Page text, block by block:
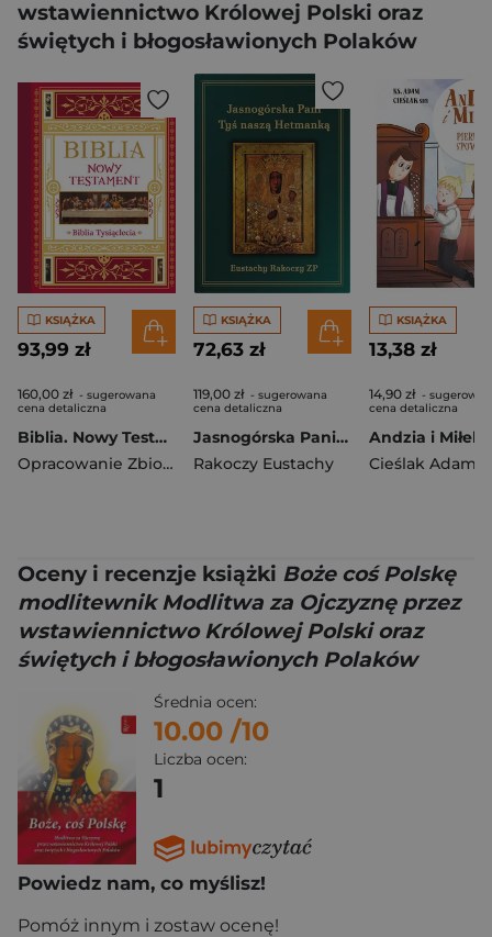
wstawiennictwo Królowej Polski oraz
świętych i błogosławionych Polaków
KSIĄŻKA
93,99 zł
160,00 zł - sugerowana
cena detaliczna
Biblia. Nowy Testament
Opracowanie Zbiorowe
KSIĄŻKA
72,63 zł
119,00 zł - sugerowana
cena detaliczna
Jasnogórska Pani Tyś naszą Hetmanką
Rakoczy Eustachy
KSIĄŻKA
13,38 zł
14,90 zł -
cena detaliczna
Andzia i Miłek
Cieślak Adam
Oceny i recenzje książki Boże coś Polskę
modlitewnik Modlitwa za Ojczyznę przez
wstawiennictwo Królowej Polski oraz
świętych i błogosławionych Polaków
Średnia ocen:
10.00 /10
Liczba ocen:
1
Powiedz nam, co myślisz!
Pomóż innym i zostaw ocenę!